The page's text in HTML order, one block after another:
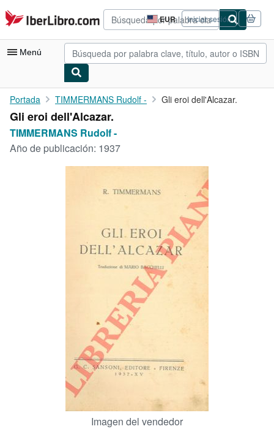
Pasar al contenido principal
IberLibro.com EUR
Preferencias
de
compra
del
Iniciar sesión
Menú
Mi cuenta
Consultar mis pedidos
Comenzar a vender
CERRAR
Portada TIMMERMANS Rudolf - Gli eroi dell'Alcazar.
Gli eroi dell'Alcazar.
TIMMERMANS Rudolf -
Año de publicación: 1937
Imagen del vendedor